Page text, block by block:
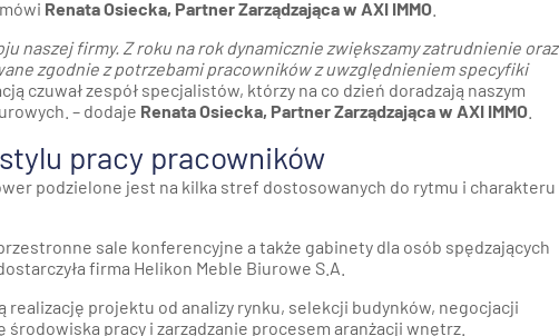
Renata Osiecka, Partner Zarządzająca w AXI IMMO
naszej firmy. Z roku na rok dynamicznie zwiększamy zatrudnienie oraz
zgodnie z potrzebami pracowników z uwzględnieniem specyfiki
czuwał zespół specjalistów, którzy na co dzień doradzają naszym
– dodaje Renata Osiecka, Partner Zarządzająca w AXI IMMO
pracy pracowników
podzielone jest na kilka stref dostosowanych do rytmu i charakteru
sale konferencyjne a także gabinety dla osób spędzających
firma Helikon Meble Biurowe S.A.
realizację projektu od analizy rynku, selekcji budynków, negocjacji
pracy i zarządzanie procesem aranżacji wnętrz.